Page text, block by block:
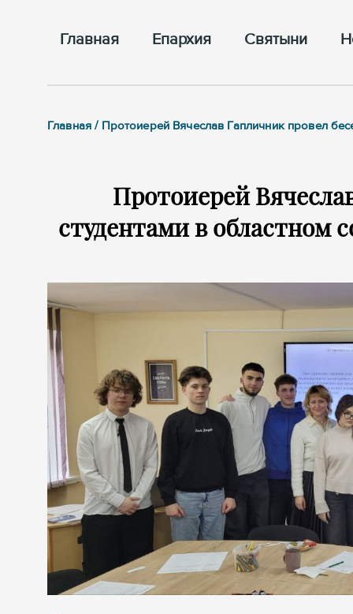
Главная Епархия Cвятыни
Главная / Протоиерей Вячеслав Гапличник провел
Протоиерей
студентами в областном